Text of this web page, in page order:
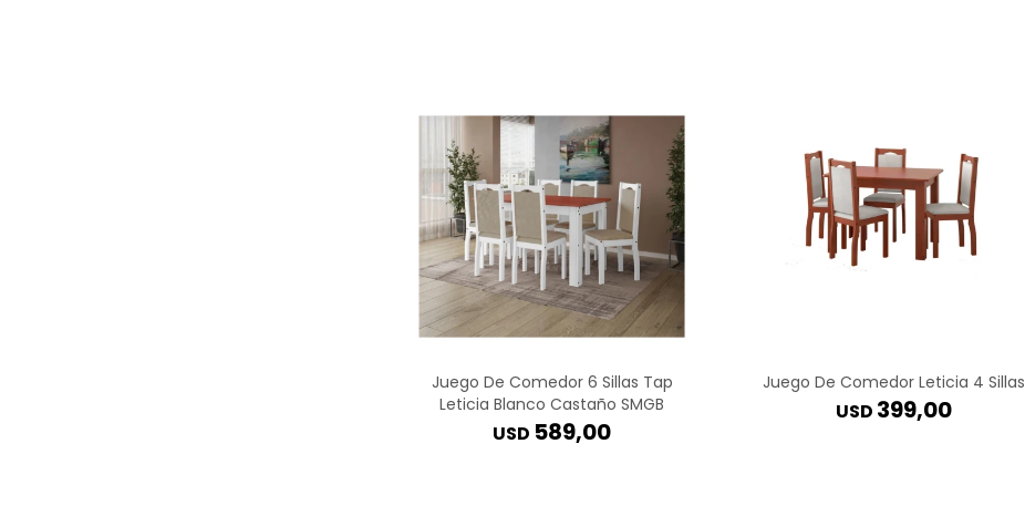
Juego De Comedor 6 Sillas Tap
Leticia Blanco Castaño SMGB
USD 589,00
Juego De Comedor Leticia 4 Sillas
USD 399,00